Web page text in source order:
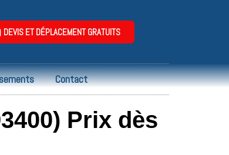
DEVIS ET DÉPLACEMENT GRATUITS
Contact
Prix dès